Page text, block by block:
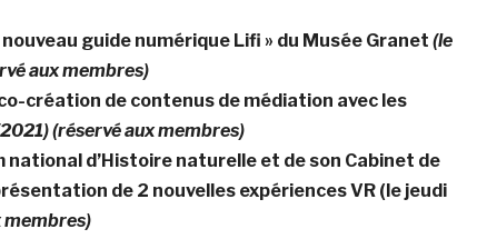
guide numérique Lifi » du Musée Granet (le
aux membres)
création de contenus de médiation avec les
(réservé aux membres)
national d’Histoire naturelle et de son Cabinet de
de 2 nouvelles expériences VR (le jeudi
membres)